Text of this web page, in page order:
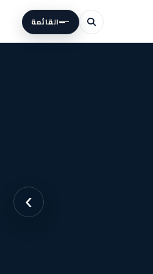
القائمة
›